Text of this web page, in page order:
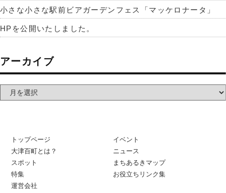
小さな小さな駅前ビアガーデンフェス「マッケロナータ」
HPを公開いたしました。
アーカイブ
トップページ
大津百町とは？
スポット
特集
イベント
ニュース
まちあるきマップ
お役立ちリンク集
運営会社